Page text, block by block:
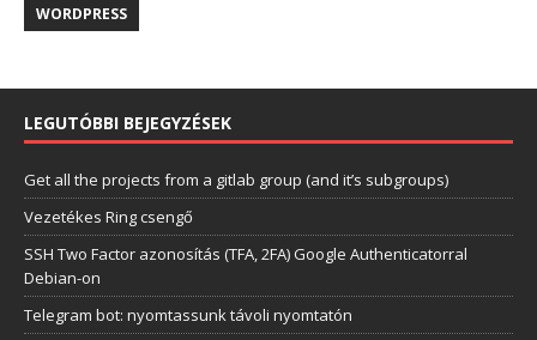
WORDPRESS
LEGUTÓBBI BEJEGYZÉSEK
Get all the projects from a gitlab group (and it’s subgroups)
Vezetékes Ring csengő
SSH Two Factor azonosítás (TFA, 2FA) Google Authenticatorral
Debian-on
Telegram bot: nyomtassunk távoli nyomtatón